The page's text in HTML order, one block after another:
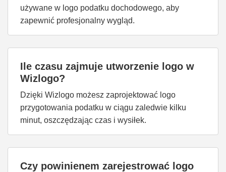
używane w logo podatku dochodowego, aby
zapewnić profesjonalny wygląd.
Ile czasu zajmuje utworzenie logo w
Wizlogo?
Dzięki Wizlogo możesz zaprojektować logo
przygotowania podatku w ciągu zaledwie kilku
minut, oszczędzając czas i wysiłek.
Czy powinienem zarejestrować logo